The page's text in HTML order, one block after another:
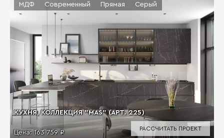
КУХНЯ, КОЛЛЕКЦИЯ "MAS" (АРТ. 225)
Цена: 163 759 ₽
МДФ Современный Прямая Серый
РАССЧИТАТЬ ПРОЕКТ